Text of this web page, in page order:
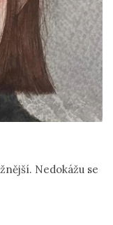
Nedokážu se